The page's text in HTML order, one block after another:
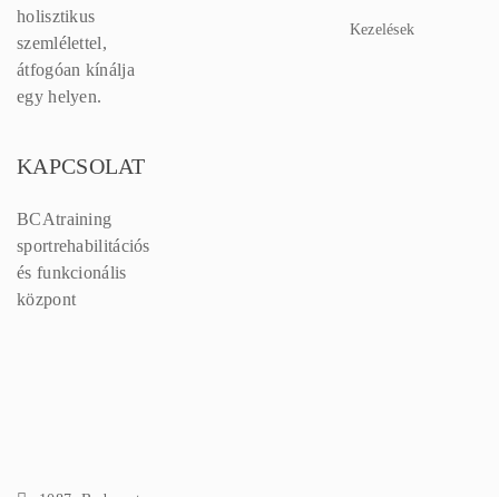
holisztikus
szemlélettel,
átfogóan kínálja
egy helyen.
Kezelések
KAPCSOLAT
BCAtraining
sportrehabilitációs
és funkcionális
központ